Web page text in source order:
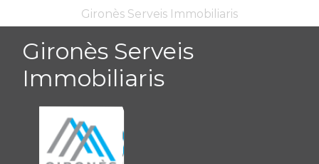
Gironès Serveis Immobiliaris
Gironès Serveis
Immobiliaris